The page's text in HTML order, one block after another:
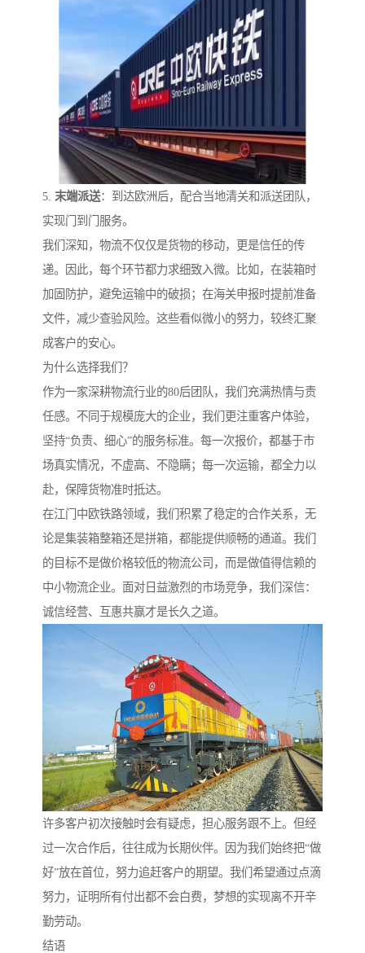
5. 末端派送：到达欧洲后，配合当地清关和派送团队，
实现门到门服务。
我们深知，物流不仅仅是货物的移动，更是信任的传
递。因此，每个环节都力求细致入微。比如，在装箱时
加固防护，避免运输中的破损；在海关申报时提前准备
文件，减少查验风险。这些看似微小的努力，较终汇聚
成客户的安心。
为什么选择我们？
作为一家深耕物流行业的80后团队，我们充满热情与责
任感。不同于规模庞大的企业，我们更注重客户体验，
坚持“负责、细心”的服务标准。每一次报价，都基于市
场真实情况，不虚高、不隐瞒；每一次运输，都全力以
赴，保障货物准时抵达。
在江门中欧铁路领域，我们积累了稳定的合作关系，无
论是集装箱整箱还是拼箱，都能提供顺畅的通道。我们
的目标不是做价格较低的物流公司，而是做值得信赖的
中小物流企业。面对日益激烈的市场竞争，我们深信：
诚信经营、互惠共赢才是长久之道。
许多客户初次接触时会有疑虑，担心服务跟不上。但经
过一次合作后，往往成为长期伙伴。因为我们始终把“做
好”放在首位，努力追赶客户的期望。我们希望通过点滴
努力，证明所有付出都不会白费，梦想的实现离不开辛
勤劳动。
结语